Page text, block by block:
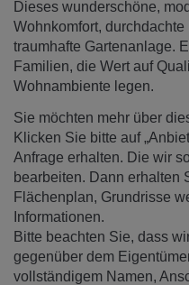
Dieses wunderschöne,
Wohnkomfort,
traumhafte Gartenanlage.
Familien, die Wert auf
Wohnambiente legen.
Sie möchten mehr über
Klicken Sie bitte auf
Anfrage erhalten. Die wir
bearbeiten. Dann erhalten
Flächenplan, Grundrisse
Informationen.
Bitte beachten Sie, dass
gegenüber dem
vollständigem Namen,